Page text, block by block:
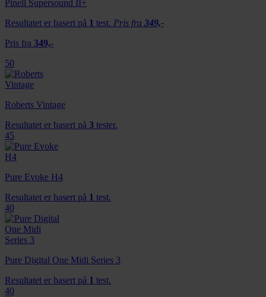
eller som de har samlet inn gjennom din bruk av
tjenestene deres.
Pinell Supersound II+
Resultatet er basert på 1 test. Pris fra 349,-
Pris fra 349,-
50
Roberts Vintage
Resultatet er basert på 3 tester.
45
Pure Evoke H4
Resultatet er basert på 1 test.
40
Pure Digital One Midi Series 3
Resultatet er basert på 1 test.
40